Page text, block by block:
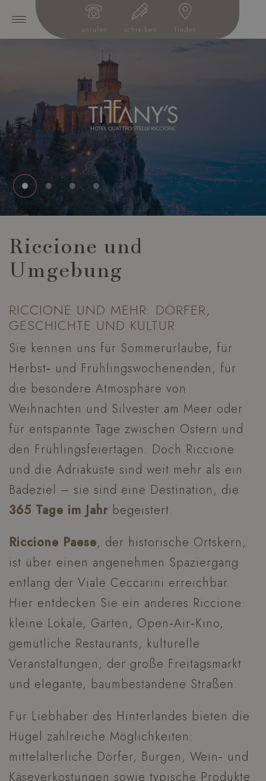
anrufen schreiben finden
Riccione und
Umgebung
RICCIONE UND MEHR: DÖRFER,
GESCHICHTE UND KULTUR
Sie kennen uns für Sommerurlaube, für
Herbst‑ und Frühlingswochenenden, für
die besondere Atmosphäre von
Weihnachten und Silvester am Meer oder
für entspannte Tage zwischen Ostern und
den Frühlingsfeiertagen. Doch Riccione
und die Adriaküste sind weit mehr als ein
Badeziel – sie sind eine Destination, die
365 Tage im Jahr begeistert.
Riccione Paese, der historische Ortskern,
ist über einen angenehmen Spaziergang
entlang der Viale Ceccarini erreichbar.
Hier entdecken Sie ein anderes Riccione:
kleine Lokale, Gärten, Open‑Air‑Kino,
gemütliche Restaurants, kulturelle
Veranstaltungen, der große Freitagsmarkt
und elegante, baumbestandene Straßen.
Für Liebhaber des Hinterlandes bieten die
Hügel zahlreiche Möglichkeiten:
mittelalterliche Dörfer, Burgen, Wein‑ und
Käseverkostungen sowie typische Produkte